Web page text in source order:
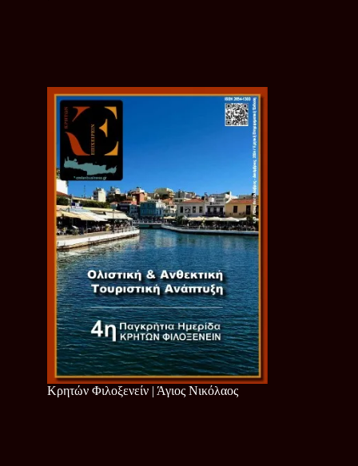
Κρητών Φιλοξενείν | Άγιος Νικόλαος